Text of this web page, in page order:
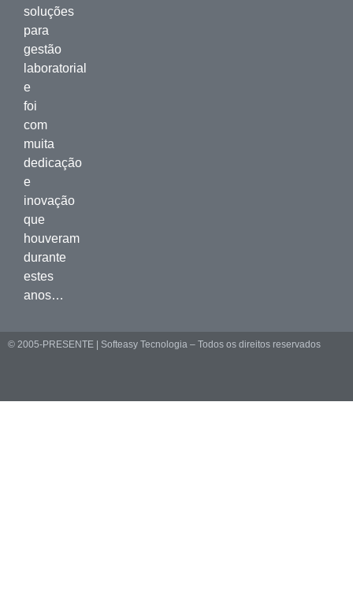
soluções
para
gestão
laboratorial
e
foi
com
muita
dedicação
e
inovação
que
houveram
durante
estes
anos…
© 2005-PRESENTE | Softeasy Tecnologia – Todos os direitos reservados